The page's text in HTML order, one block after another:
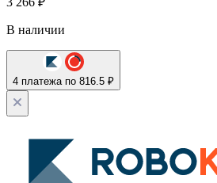
В наличии
4 платежа по 816.5 ₽